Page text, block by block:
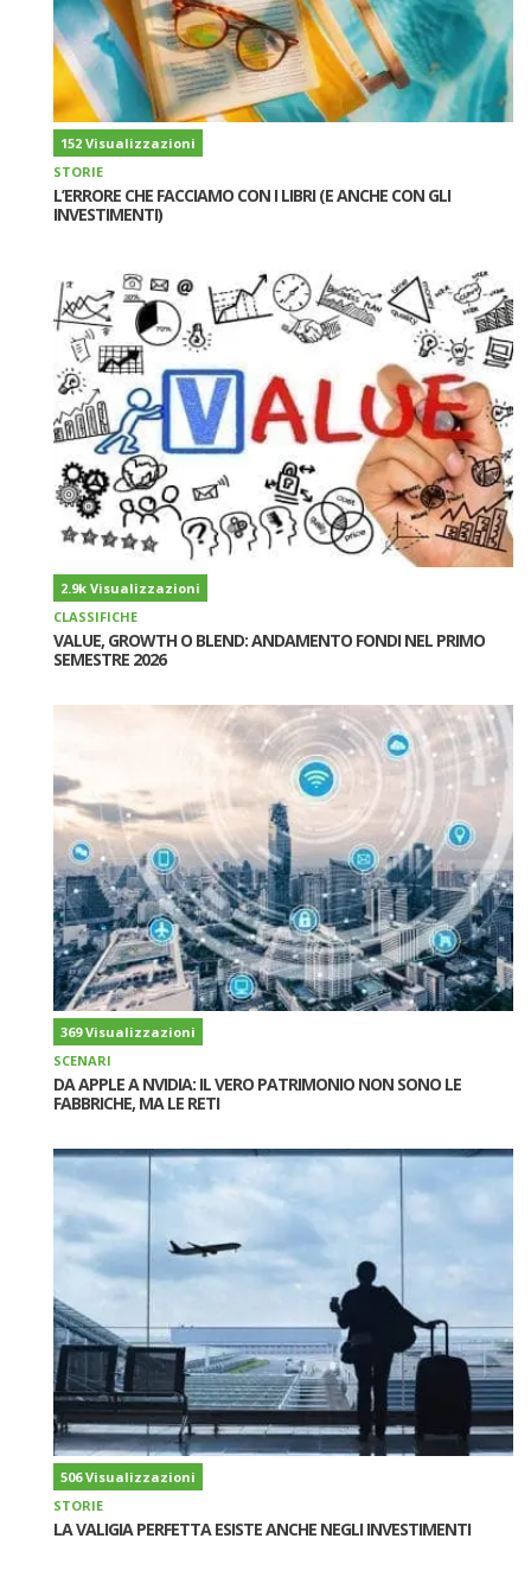
152 Visualizzazioni
STORIE
L’ERRORE CHE FACCIAMO CON I LIBRI (E ANCHE CON GLI
INVESTIMENTI)
2.9k Visualizzazioni
CLASSIFICHE
VALUE, GROWTH O BLEND: ANDAMENTO FONDI NEL PRIMO
SEMESTRE 2026
369 Visualizzazioni
SCENARI
DA APPLE A NVIDIA: IL VERO PATRIMONIO NON SONO LE
FABBRICHE, MA LE RETI
506 Visualizzazioni
STORIE
LA VALIGIA PERFETTA ESISTE ANCHE NEGLI INVESTIMENTI